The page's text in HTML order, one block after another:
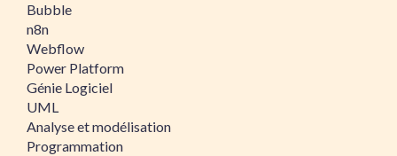
Bubble
n8n
Webflow
Power Platform
Génie Logiciel
UML
Analyse et modélisation
Programmation